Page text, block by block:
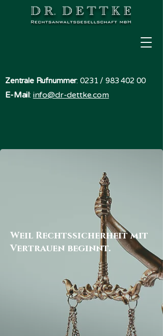
Zentrale Rufnummer:0231 / 983 402 00
E-Mail: info@dr-dettke.com
Weil Rechtssicherheit mit
Vertrauen beginnt.